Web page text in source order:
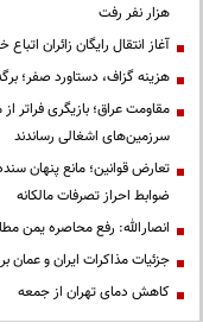
هزار نفر رفت
آغاز انتقال رایگان زائران
هزینه گزاف، دستاورد صفر؛
مقاومت عراق؛ بازیگری فراتر
سرزمین‌های اشغالی رساندند
تعارض قوانین؛ مانع پنهان
ضوابط احراز تصرفات مالکانه
انصارالله: رفع محاصره یمن
جزئیات مذاکرات ایران و عمان
کاهش دمای تهران از جمعه